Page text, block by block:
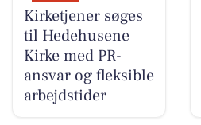
Kirketjener søges
til Hedehusene
Kirke med PR-
ansvar og fleksible
arbejdstider